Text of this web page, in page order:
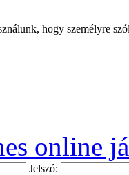
hogy személyre
online
Jelszó: